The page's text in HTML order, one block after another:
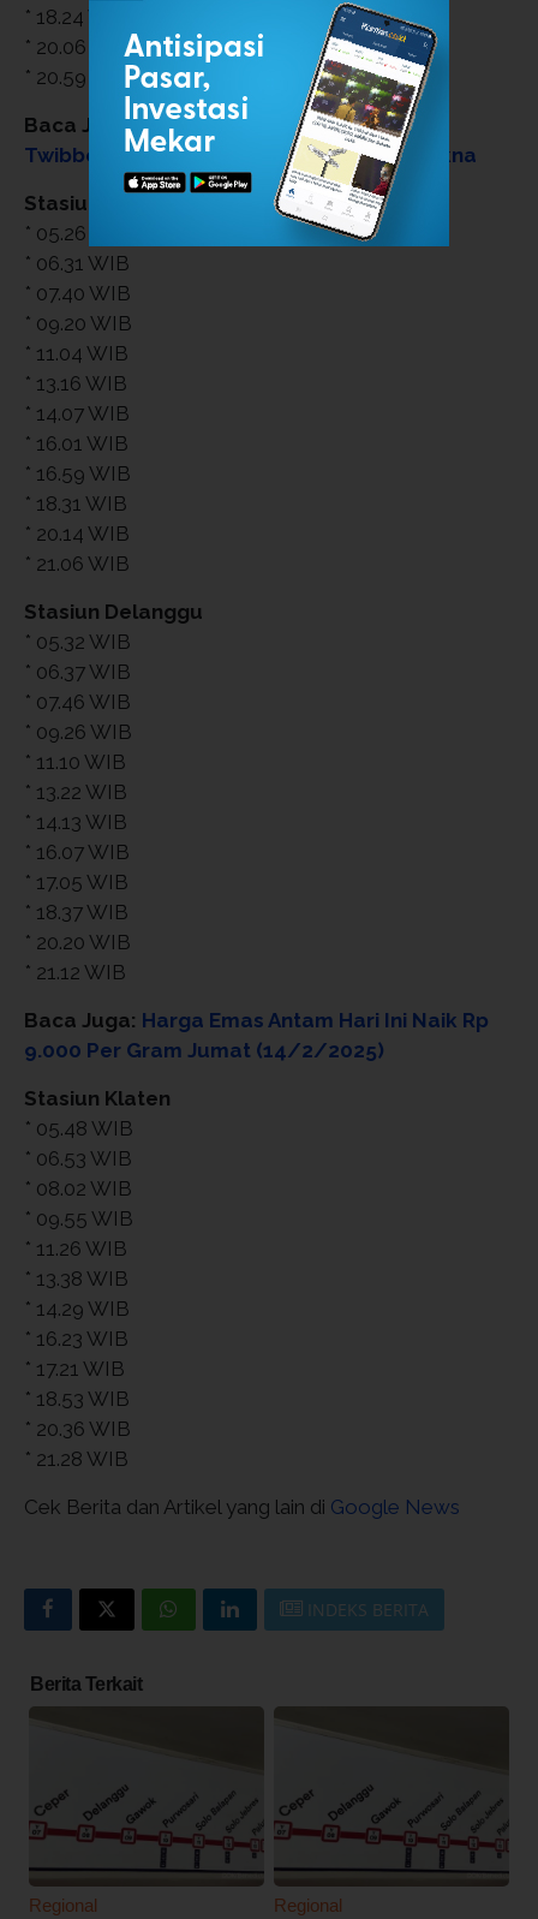
* 18.24 WIB
* 20.06 WIB
* 20.59 WIB
Baca Juga: Catat Rekomendasi Ucapan,
Twibbon dan Kado Valentine yang Bermakna
Stasiun Gawok
* 05.26 WIB
* 06.31 WIB
* 07.40 WIB
* 09.20 WIB
* 11.04 WIB
* 13.16 WIB
* 14.07 WIB
* 16.01 WIB
* 16.59 WIB
* 18.31 WIB
* 20.14 WIB
* 21.06 WIB
Stasiun Delanggu
* 05.32 WIB
* 06.37 WIB
* 07.46 WIB
* 09.26 WIB
* 11.10 WIB
* 13.22 WIB
* 14.13 WIB
* 16.07 WIB
* 17.05 WIB
* 18.37 WIB
* 20.20 WIB
* 21.12 WIB
Baca Juga: Harga Emas Antam Hari Ini Naik Rp
9.000 Per Gram Jumat (14/2/2025)
Stasiun Klaten
* 05.48 WIB
* 06.53 WIB
* 08.02 WIB
* 09.55 WIB
* 11.26 WIB
* 13.38 WIB
* 14.29 WIB
* 16.23 WIB
* 17.21 WIB
* 18.53 WIB
* 20.36 WIB
* 21.28 WIB
Cek Berita dan Artikel yang lain di Google News
INDEKS BERITA
Berita Terkait
Regional Regional